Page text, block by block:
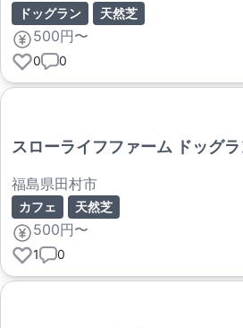
ドッグラン 天然芝
500円〜
0 0
スローライフファーム ドッグ
福島県田村市
カフェ 天然芝
500円〜
1 0